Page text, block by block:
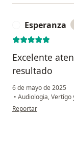
Esperanza
Excelente
resultado
6 de mayo de 2025
• Audiologia, Vertígo
en opinión del usuario
Reportar